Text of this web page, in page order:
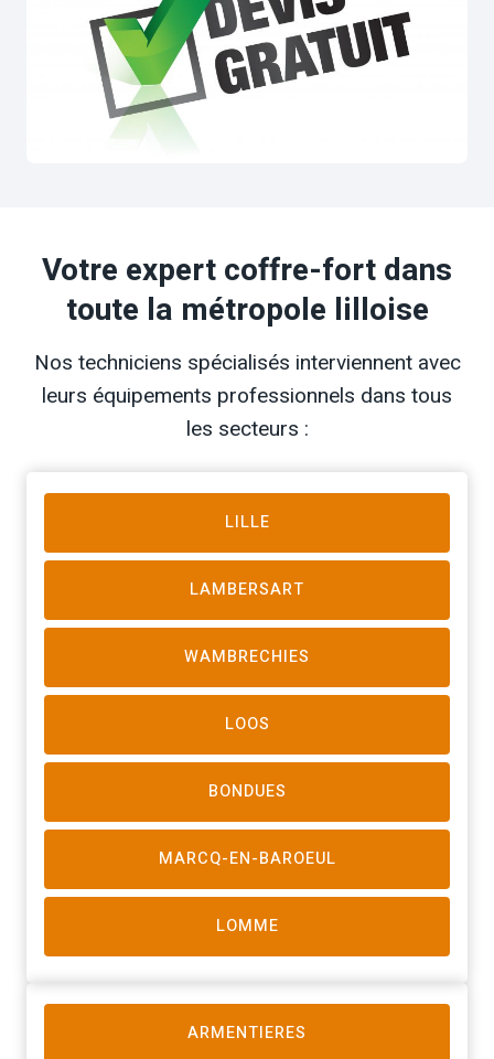
Votre expert coffre-fort dans
toute la métropole lilloise
Nos techniciens spécialisés interviennent avec
leurs équipements professionnels dans tous
les secteurs :
LILLE
LAMBERSART
WAMBRECHIES
LOOS
BONDUES
MARCQ-EN-BAROEUL
LOMME
ARMENTIERES